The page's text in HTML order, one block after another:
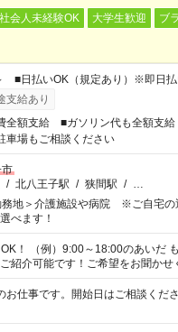
社会人未経験OK 大学生歓迎
ブ
■日払いOK（規定あり）※即日払
支給あり
全額支給 ■ガソリン代も全額支給
場もご相談ください
/ 北八王子駅 / 狭間駅 / …
務地＞介護施設や病院 ※ご自宅の
べます！
！ （例）9:00～18:00のあいだ
紹介可能です！ご希望をお聞かせく
上の勤務が必要です
お仕事です。開始日はご相談く